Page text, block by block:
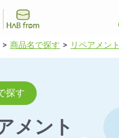
商品名で探す リペアメント
探す
メント